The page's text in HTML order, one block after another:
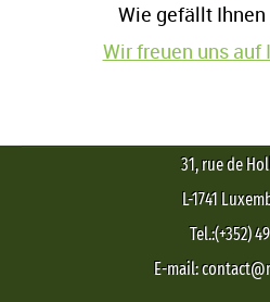
Wie gefällt
Wir freuen uns auf
31, rue de
L-1741
Tel.:(+352)
E-mail: